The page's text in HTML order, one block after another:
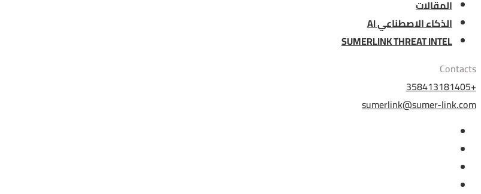
المقالات
الذكاء الاصطناعي AI
SUMERLINK THREAT INTEL
Contacts
+358413181405
sumerlink@sumer-link.com